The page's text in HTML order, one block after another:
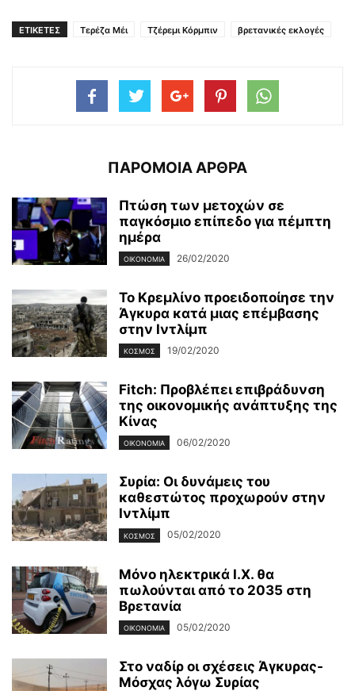
ΕΤΙΚΕΤΕΣ Τερέζα Μέι Τζέρεμι Κόρμπιν βρετανικές εκλογές
ΠΑΡΟΜΟΙΑ ΑΡΘΡΑ
Πτώση των μετοχών σε
παγκόσμιο επίπεδο για πέμπτη
ημέρα
ΟΙΚΟΝΟΜΊΑ 26/02/2020
Το Κρεμλίνο προειδοποίησε την
Άγκυρα κατά μιας επέμβασης
στην Ιντλίμπ
ΚΌΣΜΟΣ 19/02/2020
Fitch: Προβλέπει επιβράδυνση
της οικονομικής ανάπτυξης της
Κίνας
ΟΙΚΟΝΟΜΊΑ 06/02/2020
Συρία: Οι δυνάμεις του
καθεστώτος προχωρούν στην
Ιντλίμπ
ΚΌΣΜΟΣ 05/02/2020
Μόνο ηλεκτρικά Ι.Χ. θα
πωλούνται από το 2035 στη
Βρετανία
ΟΙΚΟΝΟΜΊΑ 05/02/2020
Στο ναδίρ οι σχέσεις Άγκυρας-
Μόσχας λόγω Συρίας